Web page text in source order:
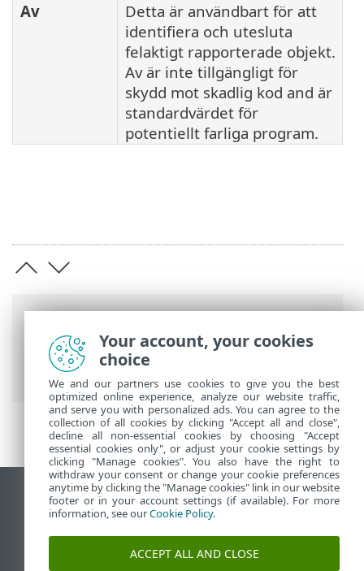
ESET onlinehjälp>
ESET NOD32 Antivirus
Avancerade inställningar > Skydd
Av
Detta är användbart för att
identifiera och utesluta
felaktigt rapporterade objekt.
Av är inte tillgängligt för
skydd mot skadlig kod and är
standardvärdet för
potentiellt farliga program.
Visa skrivbords-webbplats
End of Life
ESET kunskapsbas
Your account, your cookies
choice
We and our partners use cookies to give you the best
optimized online experience, analyze our website traffic,
and serve you with personalized ads. You can agree to the
collection of all cookies by clicking "Accept all and close",
decline all non-essential cookies by choosing "Accept
essential cookies only", or adjust your cookie settings by
clicking "Manage cookies". You also have the right to
withdraw your consent or change your cookie preferences
anytime by clicking the "Manage cookies" link in our website
footer or in your account settings (if available). For more
information, see ourCookie Policy.
ACCEPT ALL AND CLOSE